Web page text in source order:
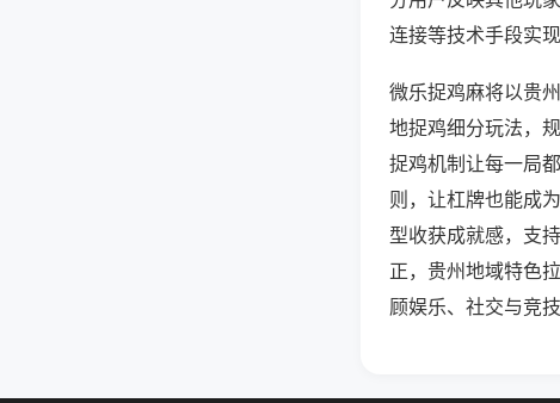
连接等技术手段实现
微乐捉鸡麻将以贵
地捉鸡细分玩法，
捉鸡机制让每一局
则，让杠牌也能成
型收获成就感，支
正，贵州地域特色
顾娱乐、社交与竞